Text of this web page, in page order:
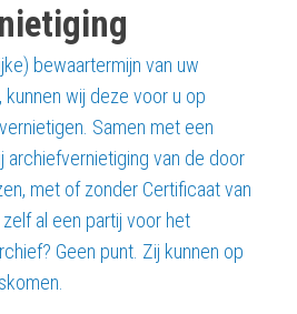
bewaartermijn van uw
wij deze voor u op
Samen met een
archiefvernietiging van de door
met of zonder Certificaat van
al een partij voor het
Geen punt. Zij kunnen op